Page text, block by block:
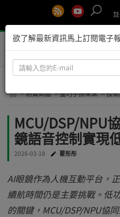
> 熱賣商品 > 靈巧手拚未來 > 技
MCU/DSP/NPU
鏡語音控制實現
2026-03-18 翟彤彤
AI眼鏡作為人機互動平台，
續航時間仍是主要挑戰。低
的關鍵，MCU/DSP/NPU協
欲了解最新資訊馬上訂閱電子
請
輸
您
E-
mail